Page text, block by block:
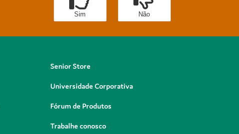
Sim Não
Senior Store
Universidade Corporativa
Fórum de Produtos
Trabalhe conosco